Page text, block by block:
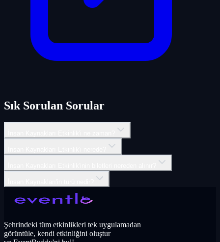
Sık Sorulan Sorular
Şehrindeki tüm etkinlikleri tek uygulamadan
görüntüle, kendi etkinliğini oluştur